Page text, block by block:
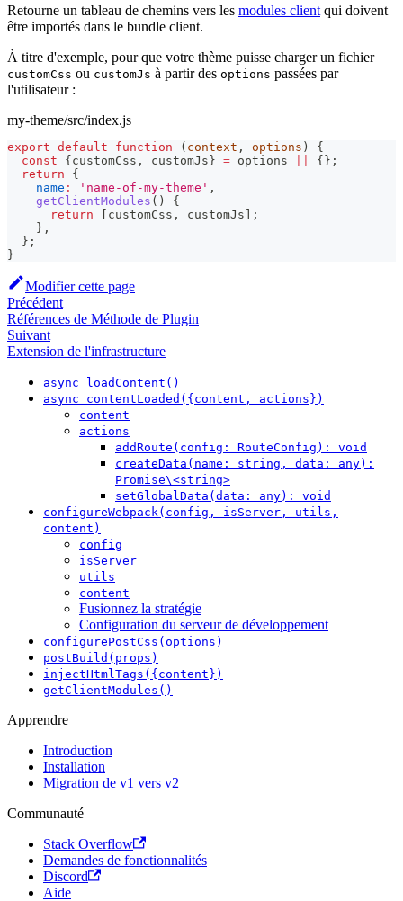
Retourne un tableau de chemins vers les modules client qui doivent
être importés dans le bundle client.
À titre d'exemple, pour que votre thème puisse charger un fichier
customCss ou customJs à partir des options passées par
l'utilisateur :
my-theme/src/index.js
export default function ( context , options )
{
const
{ customCss , customJs } = options { } ;
return
{
name : 'name-of-my-theme' ,
getClientModules ( )
{
return
customCss , customJs
;
} ,
} ;
}
Modifier cette page
Précédent
Références de Méthode de Plugin
Suivant
Extension de l'infrastructure
async loadContent()
async contentLoaded({content, actions})
content
actions
addRoute(config: RouteConfig): void
createData(name: string, data: any):
Promise\<string>
setGlobalData(data: any): void
configureWebpack(config, isServer, utils,
content)
config
isServer
utils
content
Fusionnez la stratégie
Configuration du serveur de développement
configurePostCss(options)
postBuild(props)
injectHtmlTags({content})
getClientModules()
Apprendre
Introduction
Installation
Migration de v1 vers v2
Communauté
Stack Overflow
Demandes de fonctionnalités
Discord
Aide